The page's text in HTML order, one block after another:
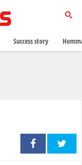
Success story